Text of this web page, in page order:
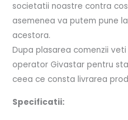
societatii noastre contra
asemenea va putem pune
acestora.
Dupa plasarea comenzii
operator Givastar pentru
ceea ce consta livrarea
Specificatii: